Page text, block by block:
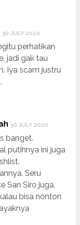
30 JULY 2020
perhatikan
jadi gak tau
Iya scam justru
30 JULY 2020
banget.
putihnya ini juga
Seru
San Siro juga.
bisa nonton